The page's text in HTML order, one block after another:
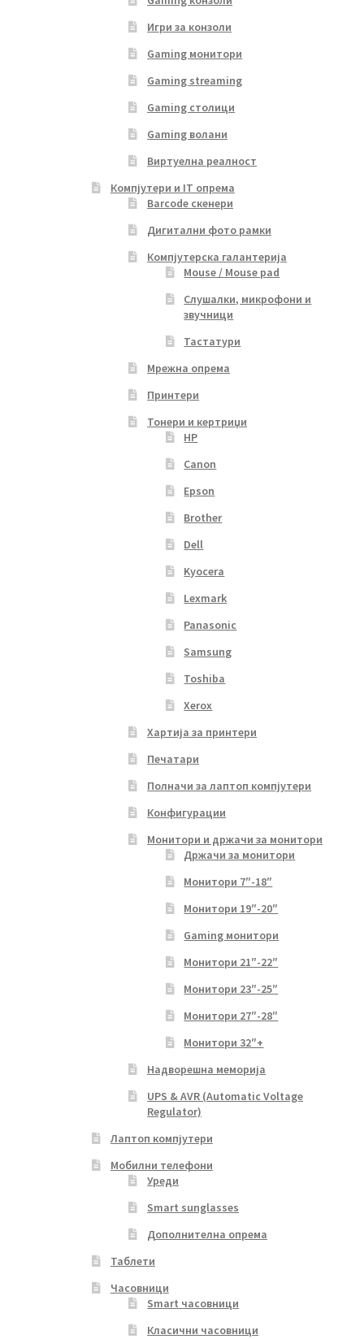
Игри за конзоли
Gaming монитори
Gaming streaming
Gaming столици
Gaming волани
Виртуелна реалност
Компјутери и IT опрема
Barcode скенери
Дигитални фото рамки
Компјутерска галантерија
Mouse / Mouse pad
Слушалки, микрофони и
звучници
Тастатури
Мрежна опрема
Принтери
Тонери и кертриџи
HP
Canon
Epson
Brother
Dell
Kyocera
Lexmark
Panasonic
Samsung
Toshiba
Xerox
Хартија за принтери
Печатари
Полначи за лаптоп компјутери
Конфигурации
Монитори и држачи за монитори
Држачи за монитори
Монитори 7″-18″
Монитори 19″-20″
Gaming монитори
Монитори 21″-22″
Монитори 23″-25″
Монитори 27″-28″
Монитори 32″+
Надворешна меморија
UPS & AVR (Automatic Voltage
Regulator)
Лаптоп компјутери
Мобилни телефони
Уреди
Smart sunglasses
Дополнителна опрема
Таблети
Часовници
Smart часовници
Класични часовници